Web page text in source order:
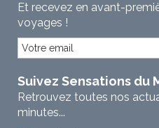
Et recevez en avant-
voyages !
Suivez Sensations du
Retrouvez toutes nos
minutes...